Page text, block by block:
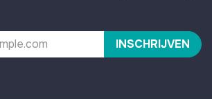
INSCHRIJVEN